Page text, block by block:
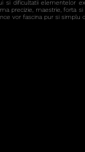
si dificultatii elementelor
precizie, maestrie, forta si
vor fascina pur si